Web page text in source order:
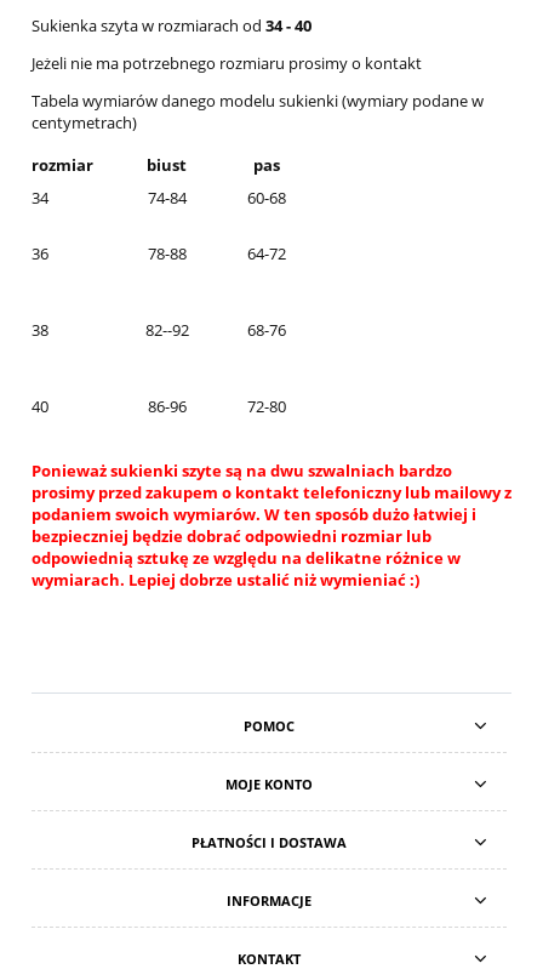
Sukienka szyta w rozmiarach od 34 - 40
Jeżeli nie ma potrzebnego rozmiaru prosimy o kontakt
Tabela wymiarów danego modelu sukienki (wymiary podane w
centymetrach)
rozmiar
biust
pas
34
74-84 60-68
36 78-88 64-72
38 82--92 68-76
40 86-96 72-80
Ponieważ sukienki szyte są na dwu szwalniach bardzo
prosimy przed zakupem o kontakt telefoniczny lub mailowy z
podaniem swoich wymiarów. W ten sposób dużo łatwiej i
bezpieczniej będzie dobrać odpowiedni rozmiar lub
odpowiednią sztukę ze względu na delikatne różnice w
wymiarach. Lepiej dobrze ustalić niż wymieniać :)
POMOC
MOJE KONTO
PŁATNOŚCI I DOSTAWA
INFORMACJE
KONTAKT